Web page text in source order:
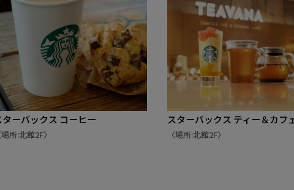
ターバックス コーヒー
場所:北館2F〉
スターバックス ティー＆カフ
〈場所:北館2F〉